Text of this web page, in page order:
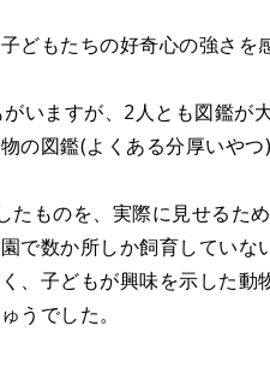
どもたちの好奇心の強さを
いますが、2人とも図鑑が
の図鑑(よくある分厚いや
たものを、実際に見せるた
で数か所しか飼育してい
、子どもが興味を示した
うでした。